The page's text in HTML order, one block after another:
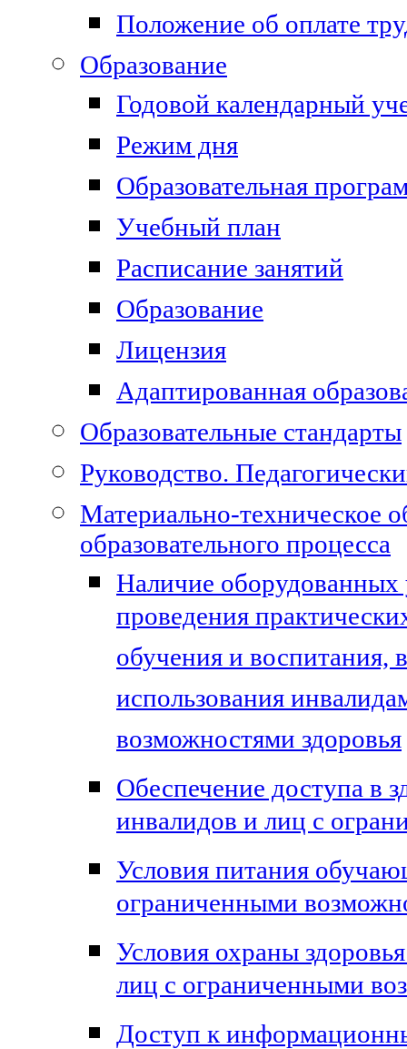
Положение об оплате
Образование
Годовой календарный
Режим дня
Образовательная
Учебный план
Расписание занятий
Образование
Лицензия
Адаптированная
Образовательные стандарты
Руководство.
Материально-техническое
образовательного процесса
Наличие оборудованных
проведения
обучения и воспитания,
использования
возможностями здоровья
Обеспечение доступа в
инвалидов и лиц с
Условия питания
ограниченными
Условия охраны
лиц с ограниченными
Доступ к